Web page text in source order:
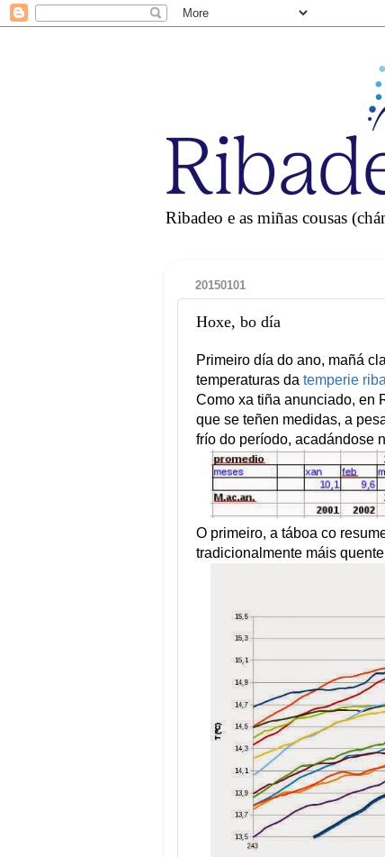
Ribadeo e as miñas cousas
20150101
Hoxe, bo día
Primeiro día do ano, mañá
temperaturas da temperie
Como xa tiña anunciado, en
que se teñen medidas, a
frío do período, acadándose
O primeiro, a táboa co
tradicionalmente máis